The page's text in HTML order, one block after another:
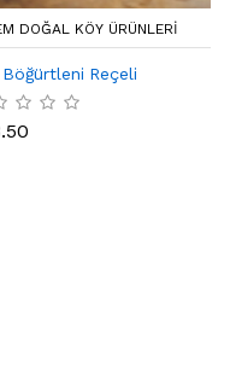
DOĞAL KÖY ÜRÜNLERİ
Böğürtleni Reçeli